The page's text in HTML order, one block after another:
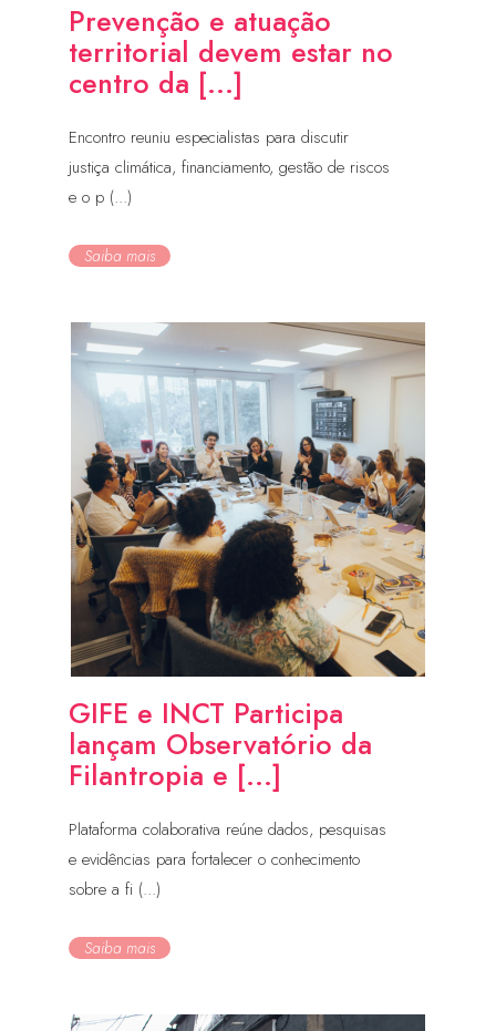
Prevenção e atuação
territorial devem estar no
centro da [...]
Encontro reuniu especialistas para discutir
justiça climática, financiamento, gestão de riscos
e o p (...)
Saiba mais
GIFE e INCT Participa
lançam Observatório da
Filantropia e [...]
Plataforma colaborativa reúne dados, pesquisas
e evidências para fortalecer o conhecimento
sobre a fi (...)
Saiba mais